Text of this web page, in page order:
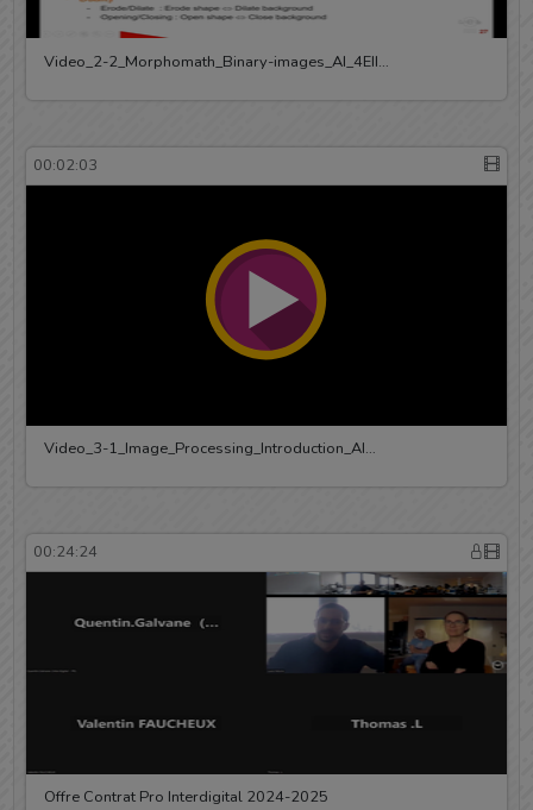
Video_2-2_Morphomath_Binary-images_AI_4EII…
00:02:03
Video_3-1_Image_Processing_Introduction_AI…
00:24:24
Offre Contrat Pro Interdigital 2024-2025